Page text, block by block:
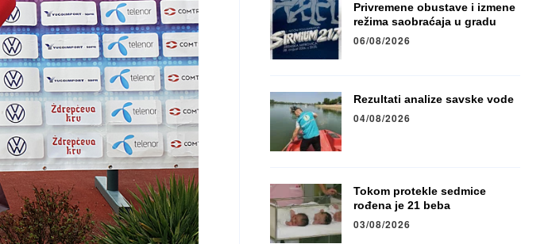
Privremene obustave i izmene
režima saobraćaja u gradu
06/08/2026
Rezultati analize savske vode
04/08/2026
Tokom protekle sedmice
rođena je 21 beba
03/08/2026